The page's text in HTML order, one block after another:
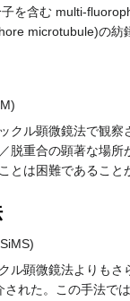
を含む multi-
microtubule)の紡
ル顕微鏡法で観
脱重合の顕著な場所
とは困難であるこ
顕微鏡法よりも
れた。この手法で